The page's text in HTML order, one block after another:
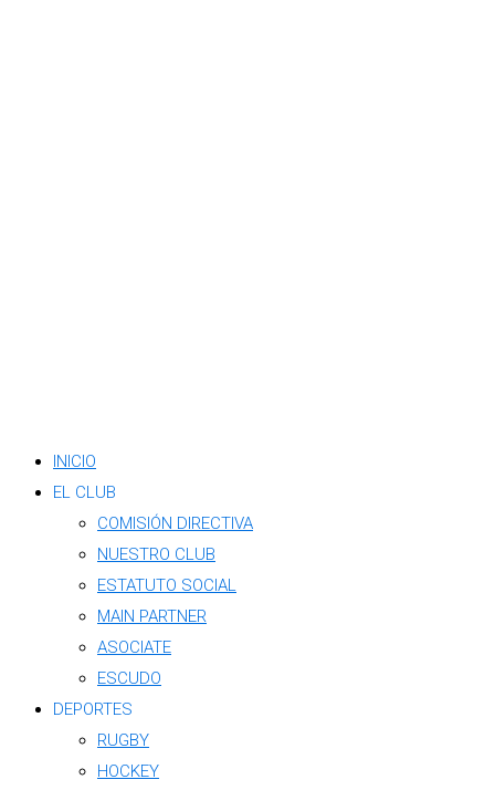
INICIO
EL CLUB
COMISIÓN DIRECTIVA
NUESTRO CLUB
ESTATUTO SOCIAL
MAIN PARTNER
ASOCIATE
ESCUDO
DEPORTES
RUGBY
HOCKEY